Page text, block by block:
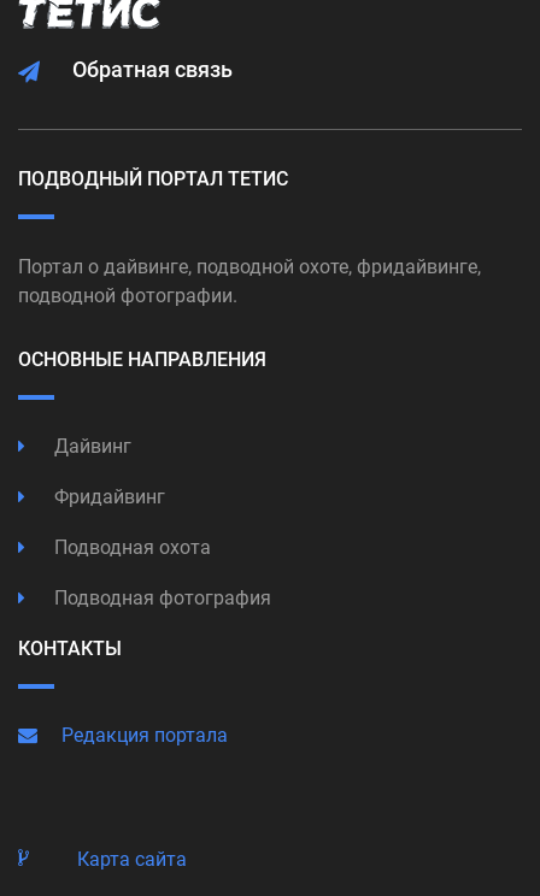
Обратная связь
ПОДВОДНЫЙ ПОРТАЛ ТЕТИС
Портал о дайвинге, подводной охоте, фридайвинге,
подводной фотографии.
ОСНОВНЫЕ НАПРАВЛЕНИЯ
Дайвинг
Фридайвинг
Подводная охота
Подводная фотография
КОНТАКТЫ
Редакция портала
Карта сайта